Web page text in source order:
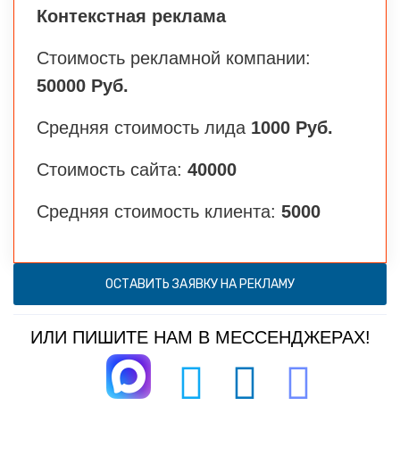
Контекстная реклама
Стоимость рекламной компании:
50000 Руб.
Средняя стоимость лида 1000 Руб.
Стоимость сайта: 40000
Средняя стоимость клиента: 5000
ОСТАВИТЬ ЗАЯВКУ НА РЕКЛАМУ
ИЛИ ПИШИТЕ НАМ В МЕССЕНДЖЕРАХ!